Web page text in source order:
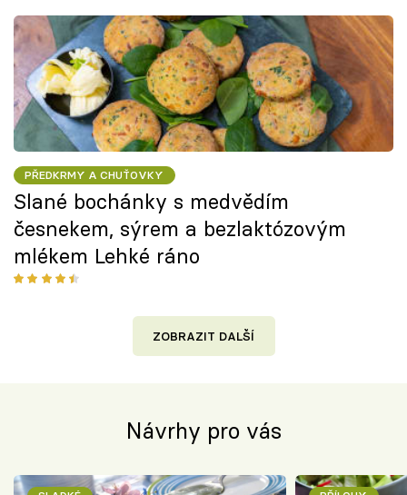
PŘEDKRMY A CHUŤOVKY
Slané bochánky s medvědím
česnekem, sýrem a bezlaktózovým
mlékem Lehké ráno
ZOBRAZIT DALŠÍ
Návrhy pro vás